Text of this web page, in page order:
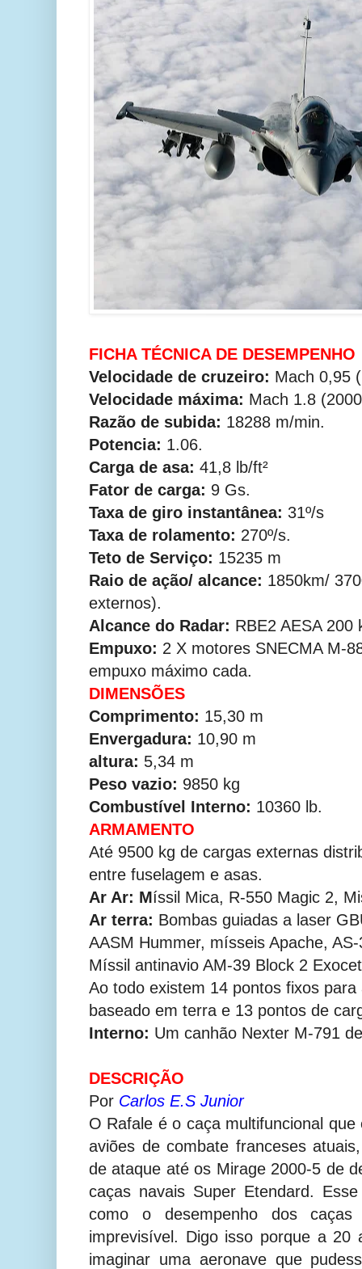
FICHA TÉCNICA DE DESEMPENHO
Velocidade de cruzeiro: Mach 0,95
Velocidade máxima: Mach 1.8
Razão de subida: 18288 m/min.
Potencia: 1.06.
Carga de asa: 41,8 lb/ft²
Fator de carga: 9 Gs.
Taxa de giro instantânea: 31º/s
Taxa de rolamento: 270º/s.
Teto de Serviço: 15235 m
Raio de ação/ alcance: 1850km/
externos).
Alcance do Radar: RBE2 AESA 200
Empuxo: 2 X motores SNECMA M-
empuxo máximo cada.
DIMENSÕES
Comprimento: 15,30 m
Envergadura: 10,90 m
altura: 5,34 m
Peso vazio: 9850 kg
Combustível Interno: 10360 lb.
ARMAMENTO
Até 9500 kg de cargas externas
entre fuselagem e asas.
Ar Ar: Míssil Mica, R-550 Magic 2,
Ar terra: Bombas guiadas a laser
AASM Hummer, mísseis Apache,
Míssil antinavio AM-39 Block 2
Ao todo existem 14 pontos fixos
baseado em terra e 13 pontos de
Interno: Um canhão Nexter M-791
DESCRIÇÃO
Por Carlos E.S Junior
O Rafale é o caça multifuncional
aviões de combate franceses
de ataque até os Mirage 2000-5 de
caças navais Super Etendard.
como o desempenho dos
imprevisível. Digo isso porque a 20
imaginar uma aeronave que